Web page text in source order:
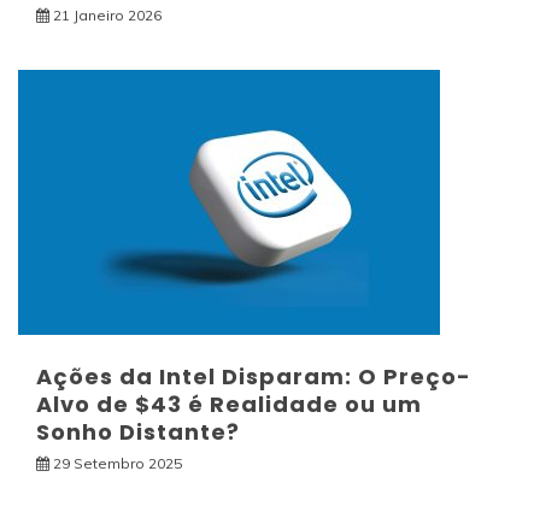
21 Janeiro 2026
Ações da Intel Disparam: O Preço-
Alvo de $43 é Realidade ou um
Sonho Distante?
29 Setembro 2025